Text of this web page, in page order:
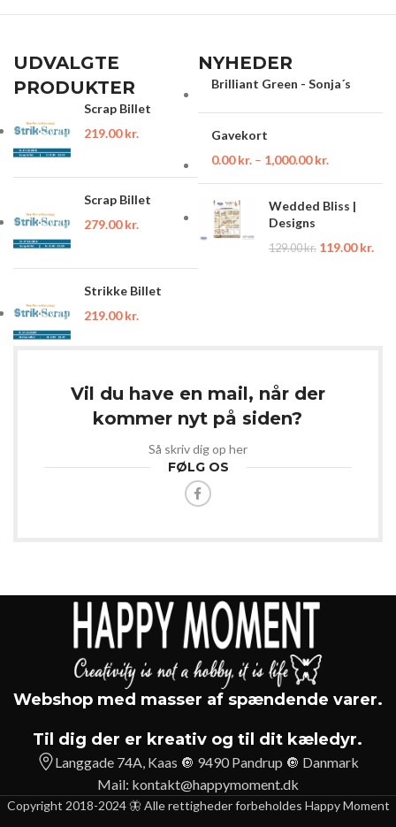
UDVALGTE
PRODUKTER
Scrap Billet
219.00kr.
Scrap Billet
279.00kr.
Strikke Billet
219.00kr.
NYHEDER
Brilliant Green - Sonja´s
Gavekort
0.00kr. – 1,000.00kr.
Wedded Bliss |
Designs
129.00kr. 119.00kr.
Vil du have en mail, når der
kommer nyt på siden?
Så skriv dig op her
FØLG OS
Webshop med masser af spændende varer.
Til dig der er kreativ og til dit kæledyr.
Langgade 74A, Kaas 🔘 9490 Pandrup 🔘 Danmark
Mail: kontakt@happymoment.dk
Copyright 2018-2024 🦋 Alle rettigheder forbeholdes Happy Moment